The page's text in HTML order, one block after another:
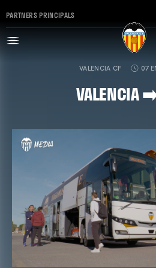
PARTNERS PRINCIPALS
VALENCIA CF 07
VALENCIA